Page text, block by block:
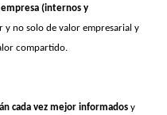
(internos y
y no solo de valor empresarial y
compartido.
cada vez mejor informados y